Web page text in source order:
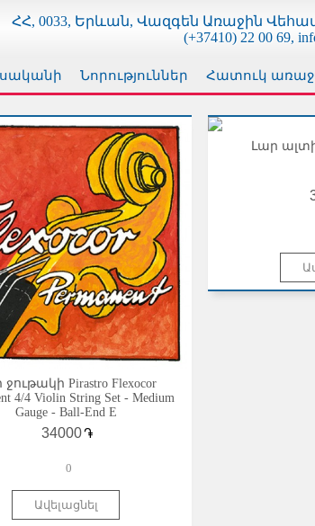
ՀՀ, 0033, Երևան, Վազգեն Առաջին
(+37410) 22 00 69,
Նորություններ Հատուկ
Pirastro Flexocor
4/4 Violin String Set - Medium
Gauge - Ball-End E
֏
0
Լար ալտի